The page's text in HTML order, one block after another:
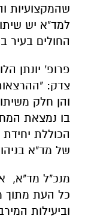
שהמקצועיות
למד"א יש
החולים בעיר
פרופ' יונתן
צדק:
והן חלק
בו נמצאת
הכוללת
של מד"א
מנכ"ל מד"א,
כל העת מתוך
וביעילות